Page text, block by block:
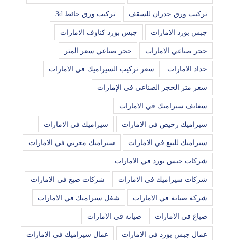
تركيب ورق جدران للسقف تركيب ورق حائط 3d
جبس بورد الامارات جبس بورد كناوف الامارات
حجر صناعي الامارات حجر صناعي سعر المتر
حداد الامارات سعر تركيب السيراميك في الامارات
سعر متر الحجر الصناعي في الإمارات
سفايف سيراميك في الامارات
سيراميك رخيص في الامارات سيراميك في الامارات
سيراميك للبيع في الامارات سيراميك مغربي في الامارات
شركات جبس بورد في الامارات
شركات سيراميك في الامارات شركات صبغ في الامارات
شركة صيانة في الامارات شغل سيراميك في الامارات
صباغ في الامارات صيانه في الامارات
عمال جبس بورد في الامارات عمال سيراميك في الامارات